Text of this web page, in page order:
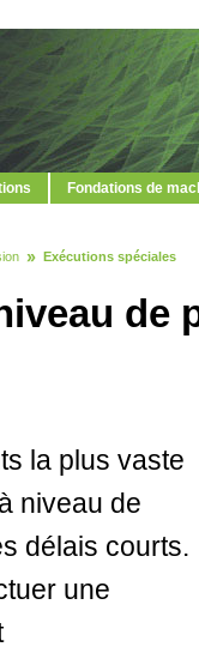
Fondations de
Exécutions spéciales
de
la plus vaste
niveau de
délais courts.
une